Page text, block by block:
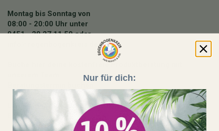
Montag bis Sonntag von
08:00 - 20:00 Uhr unter
0451 - 20 27 11 50oder
Buche hier deine kostenfreie Produktberatung mit
Unser Shop läuft auf 100 % Ökostrom aus erneuerbaren
Energien!
Nur für dich: